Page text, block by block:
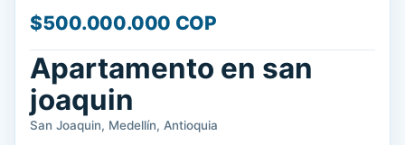
Apartamento en san
joaquin
San Joaquin, Medellín, Antioquia
$500.000.000 COP